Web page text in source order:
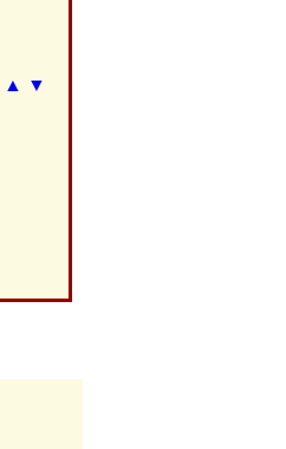
▲ ▼